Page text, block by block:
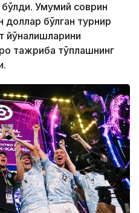
Умумий соврин
бўлган турнир
йўналишларини
тажриба тўплашнинг